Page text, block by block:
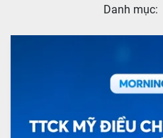
Danh mục: